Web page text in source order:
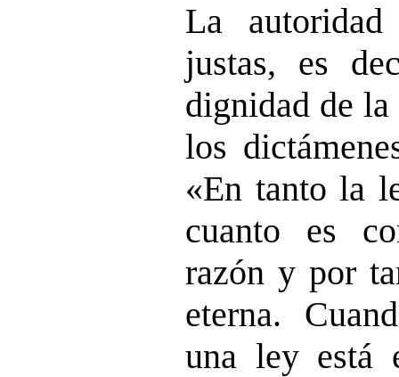
La
justas, es
dignidad de la
los
«En tanto la
cuanto es
razón y por
eterna.
una ley está